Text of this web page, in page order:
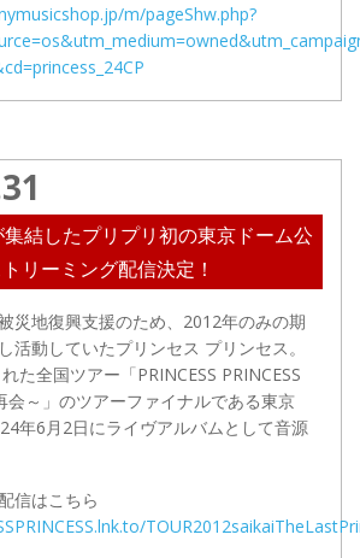
m/pageShw.php?
結したプリプリ初の東京ドーム公
リーミング配信決定！
災地復興支援のため、2012年のみの期
活動していたプリンセス プリンセス。
た全国ツアー「PRINCESS PRINCESS
会～」のツアーファイナルである東京
年6月2日にライヴアルバムとして音源
信はこちら